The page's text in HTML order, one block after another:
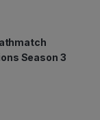
Season 3